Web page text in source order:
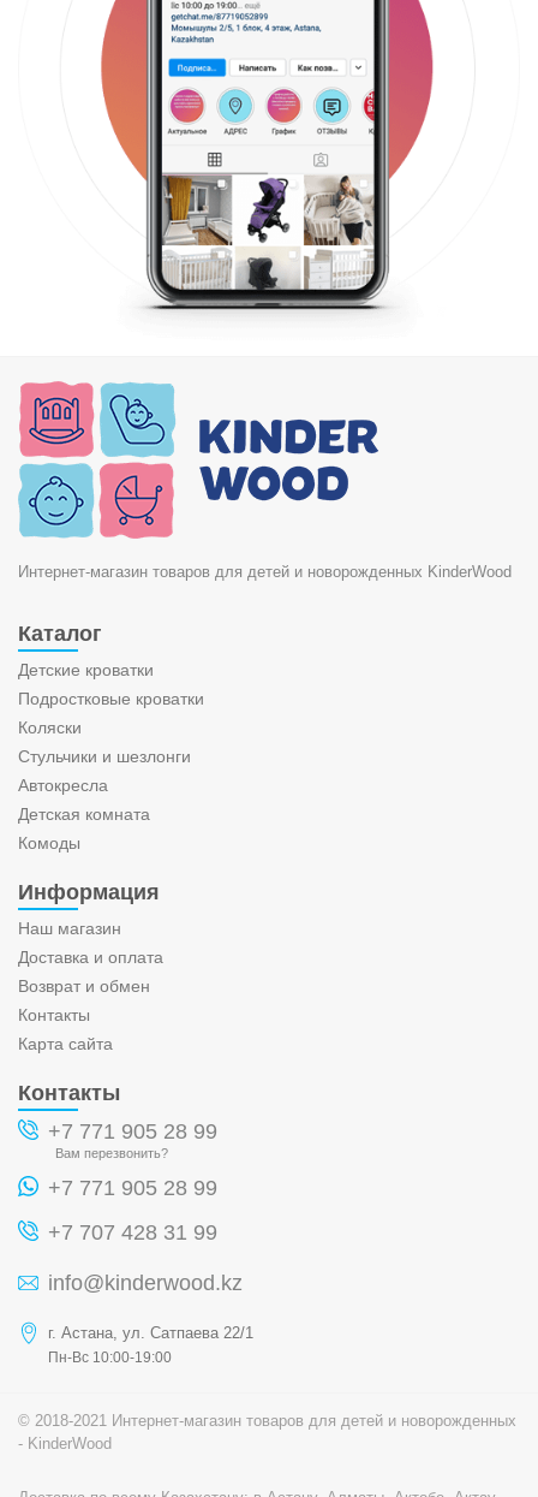
Интернет-магазин товаров для детей и новорожденных KinderWood
Каталог
Детские кроватки
Подростковые кроватки
Коляски
Стульчики и шезлонги
Автокресла
Детская комната
Комоды
Информация
Наш магазин
Доставка и оплата
Возврат и обмен
Контакты
Карта сайта
Контакты
+7 771 905 28 99
Вам перезвонить?
+7 771 905 28 99
+7 707 428 31 99
info@kinderwood.kz
г. Астана, ул. Сатпаева 22/1
Пн-Вс 10:00-19:00
© 2018-2021 Интернет-магазин товаров для детей и новорожденных
- KinderWood